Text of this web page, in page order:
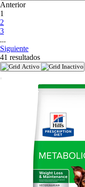
Anterior
1
2
3
...
Siguiente
41 resultados